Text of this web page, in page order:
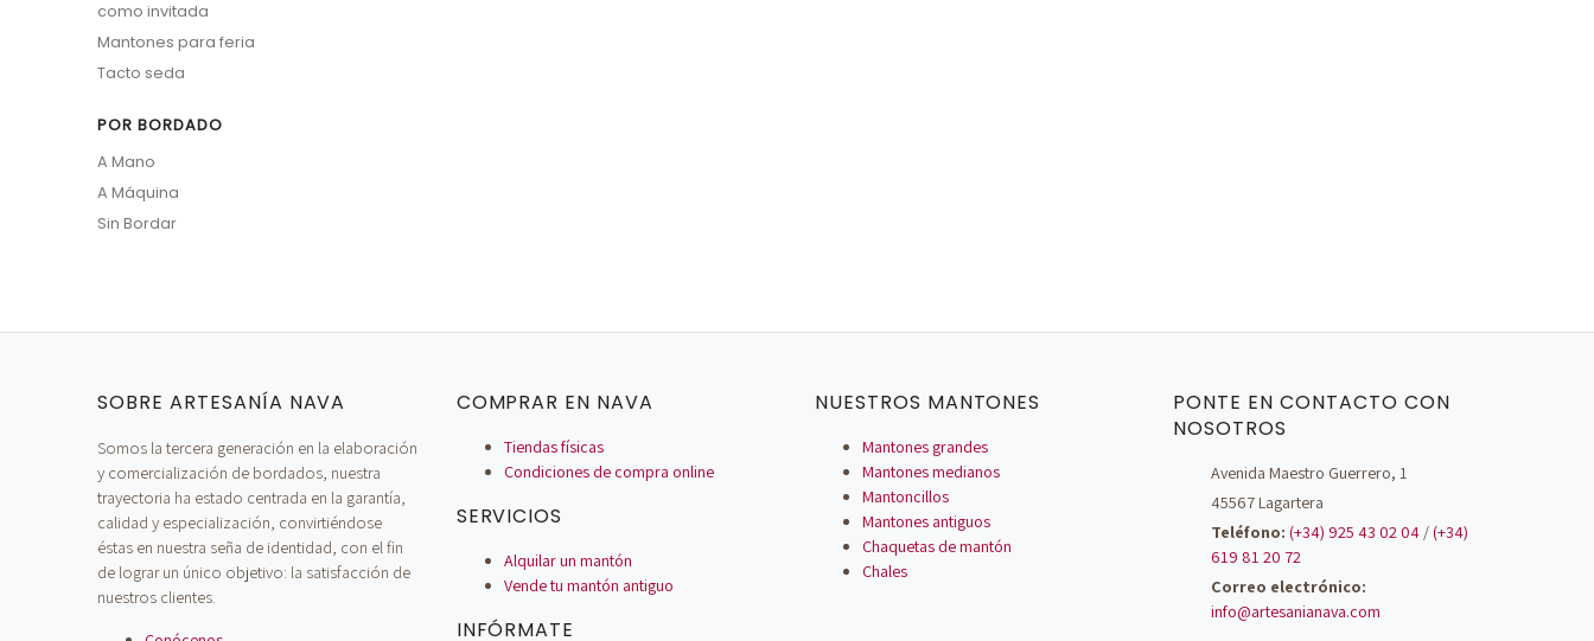
como invitada
Mantones para feria
Tacto seda
POR BORDADO
A Mano
A Máquina
Sin Bordar
SOBRE ARTESANÍA NAVA
Somos la tercera generación en la elaboración
y comercialización de bordados, nuestra
trayectoria ha estado centrada en la garantía,
calidad y especialización, convirtiéndose
éstas en nuestra seña de identidad, con el fin
de lograr un único objetivo: la satisfacción de
nuestros clientes.
COMPRAR EN NAVA
Tiendas físicas
Condiciones de compra online
SERVICIOS
Alquilar un mantón
Vende tu mantón antiguo
INFÓRMATE
NUESTROS MANTONES
Mantones grandes
Mantones medianos
Mantoncillos
Mantones antiguos
Chaquetas de mantón
Chales
PONTE EN CONTACTO CON
NOSOTROS
Avenida Maestro Guerrero, 1
45567 Lagartera
Teléfono: (+34) 925 43 02 04 /(+34)
619 81 20 72
Correo electrónico:
info@artesanianava.com